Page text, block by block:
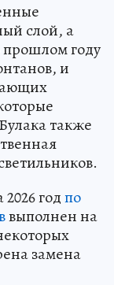
слой, а
году
и
также
годпо
выполнен на
замена